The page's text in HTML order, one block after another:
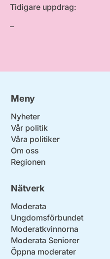
Tidigare uppdrag:
–
Meny
Nyheter
Vår politik
Våra politiker
Om oss
Regionen
Nätverk
Moderata
Ungdomsförbundet
Moderatkvinnorna
Moderata Seniorer
Öppna moderater